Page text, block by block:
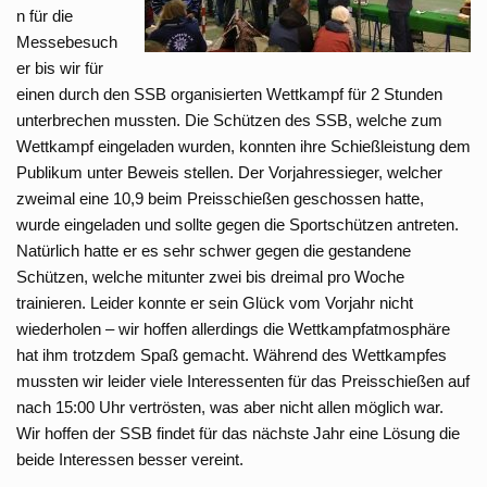
n für die
Messebesuch
er bis wir für
einen durch den SSB organisierten Wettkampf für 2 Stunden
unterbrechen mussten. Die Schützen des SSB, welche zum
Wettkampf eingeladen wurden, konnten ihre Schießleistung dem
Publikum unter Beweis stellen. Der Vorjahressieger, welcher
zweimal eine 10,9 beim Preisschießen geschossen hatte,
wurde eingeladen und sollte gegen die Sportschützen antreten.
Natürlich hatte er es sehr schwer gegen die gestandene
Schützen, welche mitunter zwei bis dreimal pro Woche
trainieren. Leider konnte er sein Glück vom Vorjahr nicht
wiederholen – wir hoffen allerdings die Wettkampfatmosphäre
hat ihm trotzdem Spaß gemacht. Während des Wettkampfes
mussten wir leider viele Interessenten für das Preisschießen auf
nach 15:00 Uhr vertrösten, was aber nicht allen möglich war.
Wir hoffen der SSB findet für das nächste Jahr eine Lösung die
beide Interessen besser vereint.